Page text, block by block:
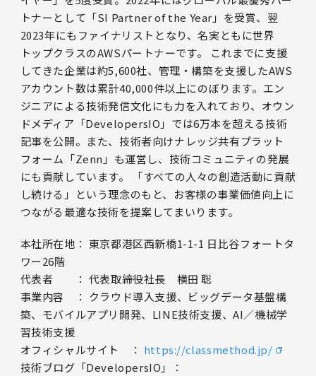
トナーとして「SI Partner of the Year」を受賞、翌
2023年にもファイナリストとなり、名実ともに世界
トップクラスのAWSパートナーです。 これまでに支援
してきた企業は約5,600社、管理・構築を支援したAWS
アカウント数は累計40,000件以上にのぼります。エン
ジニアによる技術発信文化にも力を入れており、オウン
ドメディア「DevelopersIO」では6万本を超える技術
記事を公開。また、技術者向けナレッジ共有プラット
フォーム「Zenn」も運営し、技術コミュニティの発展
にも貢献しています。 「すべての人々の創造活動に貢献
し続ける」という理念のもと、お客様の事業価値向上に
つながる最適な技術を提案してまいります。
本社所在地： 東京都港区西新橋1-1-1 日比谷フォートタ
ワー26階
代表者 ： 代表取締役社長 横田 聡
事業内容 ： クラウド導入支援、ビッグデータ基盤構
築、モバイルアプリ開発、LINE技術支援、AI／機械学
習技術支援
オフィシャルサイト ： https://classmethod.jp/
技術ブログ「DevelopersIO」：